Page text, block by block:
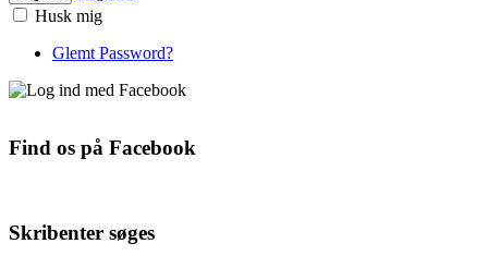
Husk mig
Glemt Password?
Find os på Facebook
Skribenter søges